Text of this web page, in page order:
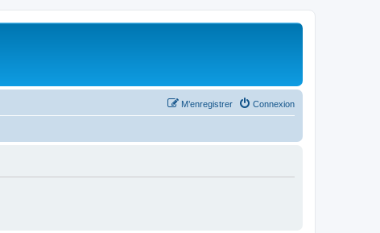
Connexion
M’enregistrer